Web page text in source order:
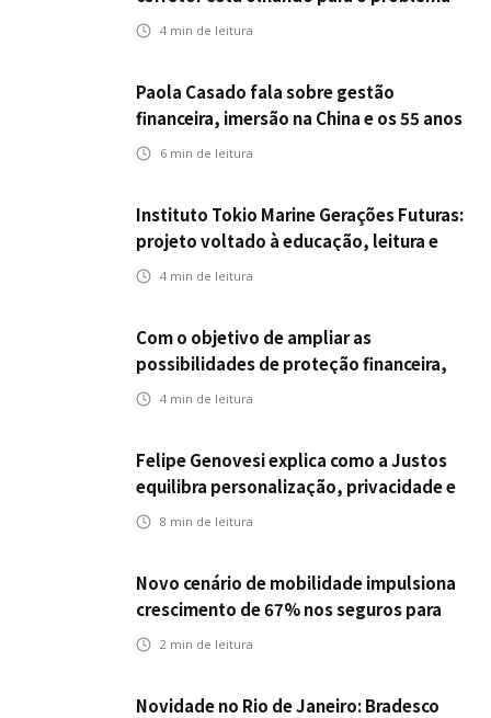
errado
4 min de leitura
Paola Casado fala sobre gestão
financeira, imersão na China e os 55 anos
da ENS
6 min de leitura
Instituto Tokio Marine Gerações Futuras:
projeto voltado à educação, leitura e
empregabilidade
4 min de leitura
Com o objetivo de ampliar as
possibilidades de proteção financeira,
Icatu Seguros eleva capital segurado
4 min de leitura
Felipe Genovesi explica como a Justos
equilibra personalização, privacidade e
tecnologia
8 min de leitura
Novo cenário de mobilidade impulsiona
crescimento de 67% nos seguros para
veículos elétricos da Bradesco Seguros
2 min de leitura
Novidade no Rio de Janeiro: Bradesco